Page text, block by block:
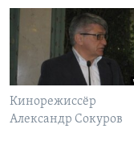
Кинорежиссёр
Александр Сокуров